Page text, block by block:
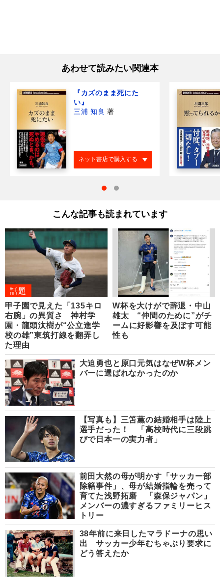
あわせて読みたい関連本
『カズのまま死にた
い』
三浦 知良 著
ネット書店で購入する
こんな記事も読まれています
話題
甲子園で見えた「135キロ
右腕」の異質さ 神村学
園・龍頭汰樹が“公立進学
校の雄”東筑打線を翻弄し
た理由
W杯を大けがで辞退・中山
雄太 “仲間のために”がチ
ームに好影響を及ぼす可能
性も
大迫勇也と原口元気はなぜW杯メン
バーに選ばれなかったのか
【写真も】三笘薫の結婚相手は陸上
選手だった！ 「高校時代に三段跳
びで日本一の実力者」
前田大然の母が明かす「サッカー部
除籍事件」、母が結婚指輪を売って
育てた浅野拓磨 「森保ジャパン」
メンバーの濃すぎるファミリーヒス
トリー
38年前に来日したマラドーナの思い
出 サッカー少年むちゃぶり要求に
どう答えたか